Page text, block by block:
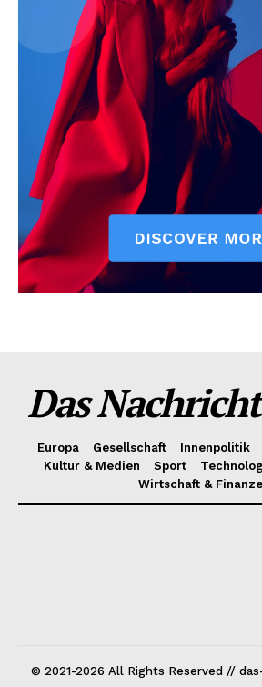
Das
Europa Gesellschaft Innenpolitik
Kultur & Medien
Sport
Wirtschaft &
© 2021-2026 All Rights Reserved //